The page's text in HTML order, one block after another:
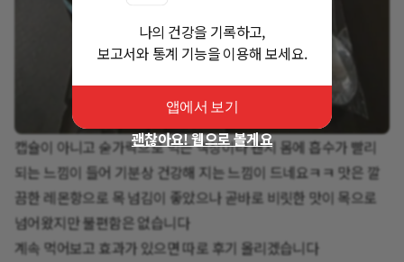
캡슐이 아니고 숟가락으로 먹는 액상이라 왠지 몸에 흡수가 빨리
되는 느낌이 들어 기분상 건강해 지는 느낌이 드네요ㅋㅋ 맛은 깔
끔한 레몬항으로 목 넘김이 좋았으나 곧바로 비릿한 맛이 목으로
넘어왔지만 불편함은 없습니다
계속 먹어보고 효과가 있으면 따로 후기 올리겠습니다
나의 건강을 기록하고,
보고서와 통계 기능을 이용해 보세요.
앱에서 보기
괜찮아요! 웹으로 볼게요